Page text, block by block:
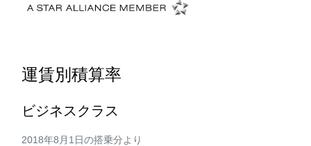
運賃別積算率
ビジネスクラス
2018年8月1日の搭乗分より